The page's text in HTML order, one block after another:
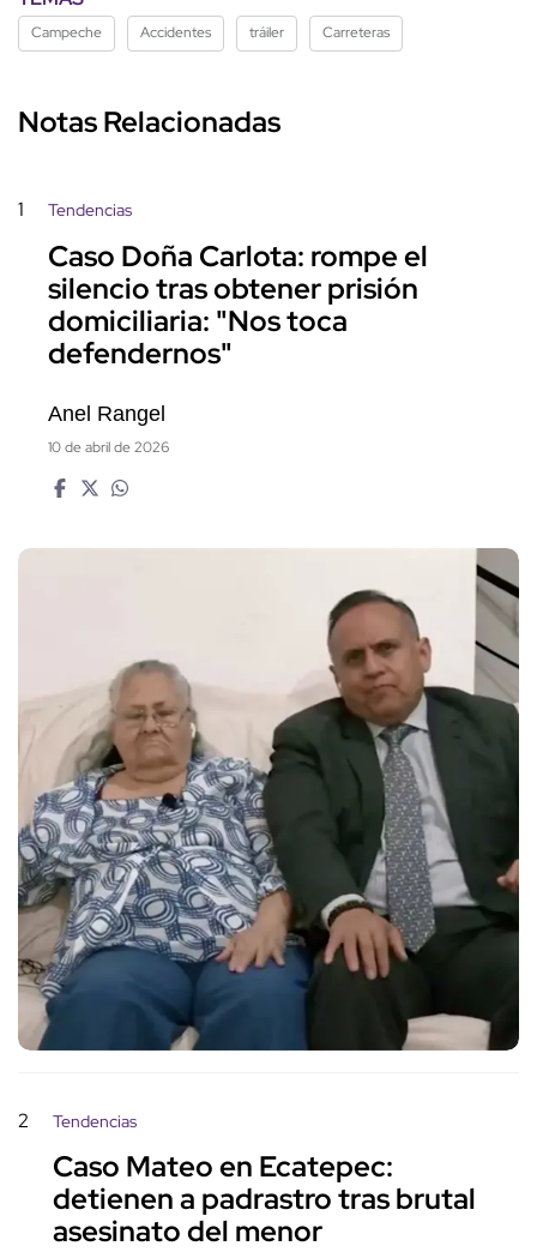
Campeche Accidentes tráiler Carreteras
Notas Relacionadas
1 Tendencias
Caso Doña Carlota: rompe el
silencio tras obtener prisión
domiciliaria: "Nos toca
defendernos"
Anel Rangel
10 de abril de 2026
2 Tendencias
Caso Mateo en Ecatepec:
detienen a padrastro tras brutal
asesinato del menor